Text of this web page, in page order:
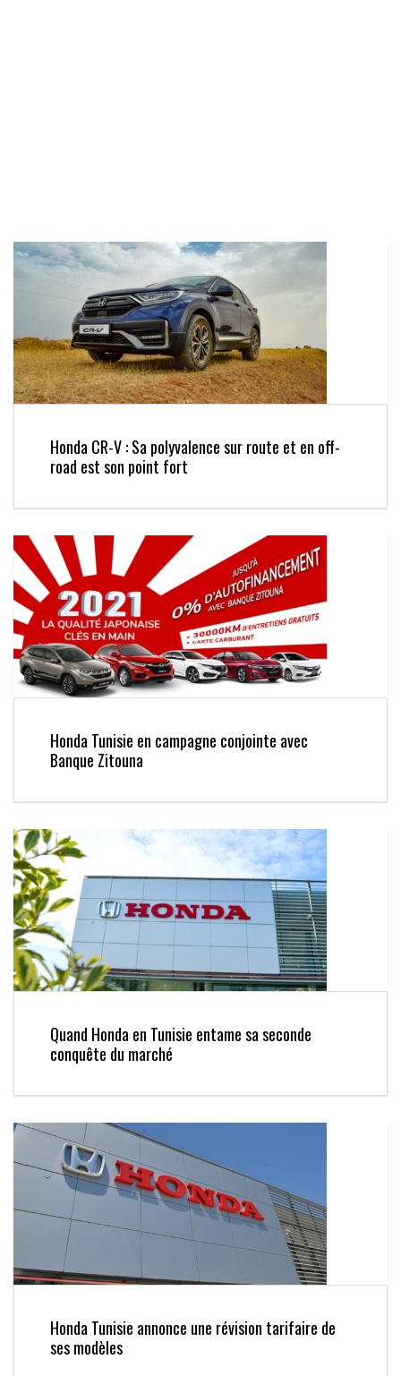
Honda CR-V : Sa polyvalence sur route et en off-
road est son point fort
Honda Tunisie en campagne conjointe avec
Banque Zitouna
Quand Honda en Tunisie entame sa seconde
conquête du marché
Honda Tunisie annonce une révision tarifaire de
ses modèles